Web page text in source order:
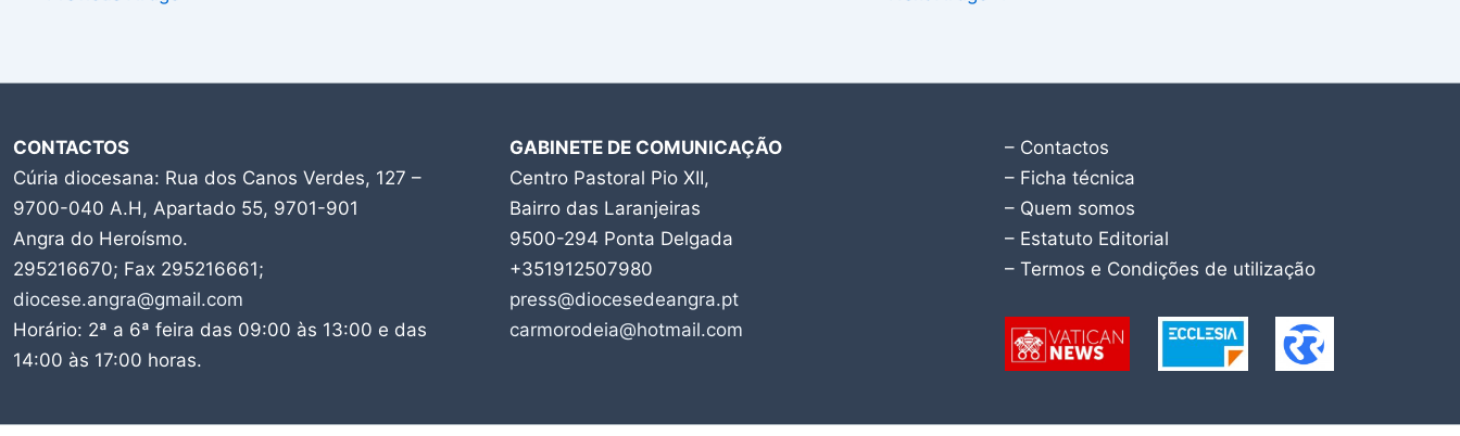
CONTACTOS
Cúria diocesana: Rua dos Canos Verdes, 127 –
9700-040 A.H, Apartado 55, 9701-901
Angra do Heroísmo.
295216670; Fax 295216661;
diocese.angra@gmail.com
Horário: 2ª a 6ª feira das 09:00 às 13:00 e das
14:00 às 17:00 horas.
GABINETE DE COMUNICAÇÃO
Centro Pastoral Pio XII,
Bairro das Laranjeiras
9500-294 Ponta Delgada
+351912507980
press@diocesedeangra.pt
carmorodeia@hotmail.com
– Contactos
– Ficha técnica
– Quem somos
– Estatuto Editorial
– Termos e Condições de utilização